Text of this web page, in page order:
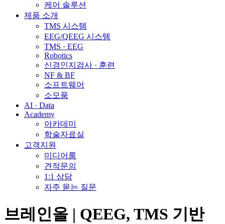
케어 솔루션
제품 소개
TMS 시스템
EEG/QEEG 시스템
TMS · EEG
Robotics
신경인지검사 · 훈련
NF & BF
소프트웨어
소모품
AI · Data
Academy
아카데미
학술자료실
고객지원
미디어룸
견적문의
1:1 상담
자주 묻는 질문
브레인올 | QEEG, TMS 기반